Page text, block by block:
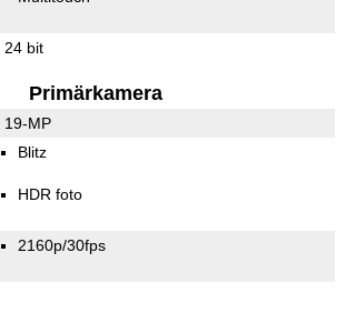
24 bit
Primärkamera
19-MP
Blitz
HDR foto
2160p/30fps